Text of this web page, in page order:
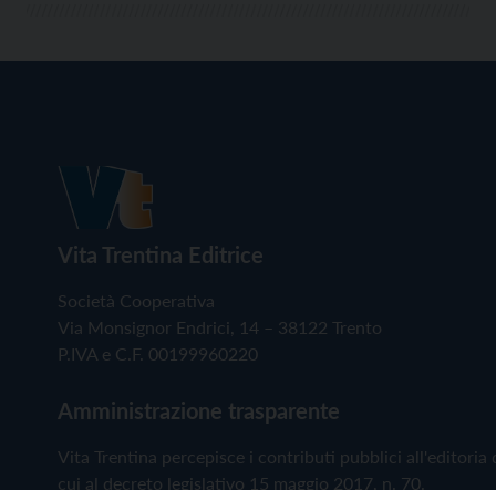
Vita Trentina Editrice
Società Cooperativa
Via Monsignor Endrici, 14 – 38122 Trento
P.IVA e C.F. 00199960220
Amministrazione trasparente
Vita Trentina percepisce i contributi pubblici all'editoria
cui al decreto legislativo 15 maggio 2017, n. 70.